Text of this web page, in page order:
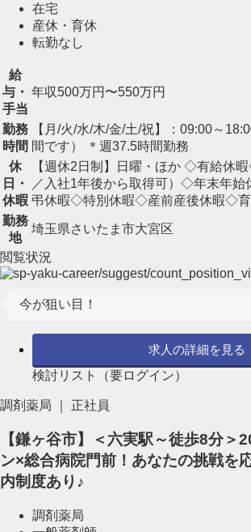
在宅
産休・育休
転勤なし
給
与・
手当
年収500万円〜550万円
勤務
時間
【月/火/水/木/金/土/祝】：09:00～
間です） ＊週37.5時間勤務
休
日・
休暇
【週休2日制】日曜・ほか ◇有給休
／入社1年後から取得可）◇年末年
弔休暇◇特別休暇◇産前産後休暇◇
勤務
地
埼玉県さいたま市大宮区
閲覧状況
今が狙い目！
求人の詳細を見る
検討リスト（要ログイン）
調剤薬局 ｜ 正社員
【鎌ヶ谷市】＜六実駅～徒歩8分＞
ン×総合病院門前！あなたの挑戦を
内制度あり♪
調剤薬局